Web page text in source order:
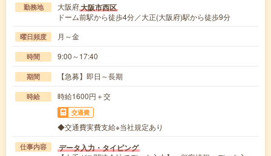
勤務地 大阪府大阪市西区
ドーム前駅から徒歩4分／大正(大阪府)駅から徒歩9分
曜日頻度 月～金
時間 9:00～17:40
期間 【急募】即日～長期
時給 時給1600円＋交
交通費
◆交通費実費支給※当社規定あり
仕事内容 データ入力・タイピング